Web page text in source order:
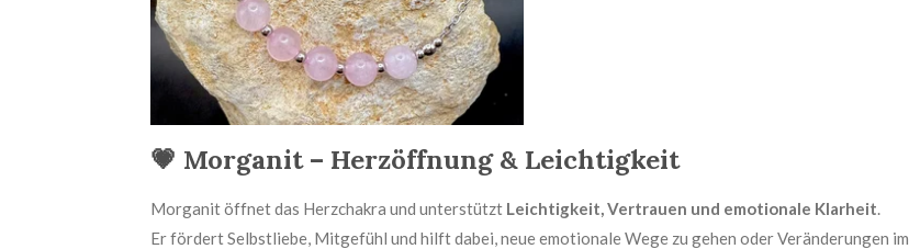
💗 Morganit – Herzöffnung & Leichtigkeit
Morganit öffnet das Herzchakra und unterstützt Leichtigkeit, Vertrauen und emotionale Klarheit.
Er fördert Selbstliebe, Mitgefühl und hilft dabei, neue emotionale Wege zu gehen oder Veränderungen im